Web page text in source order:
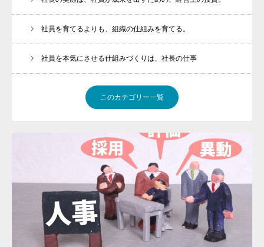
社員を育てるよりも、組織の仕組みを育てる。
社員を本気にさせる仕組みづくりは、社長の仕事
このカテゴリー一覧
トップ
初めての方へ